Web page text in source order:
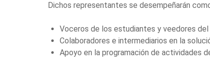
Dichos representantes se desempeñarán
Voceros de los estudiantes y veedores
Colaboradores e intermediarios en la
Apoyo en la programación de actividades